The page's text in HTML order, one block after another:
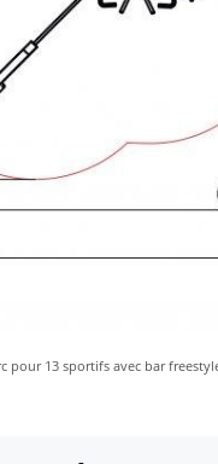
pour 13 sportifs avec bar